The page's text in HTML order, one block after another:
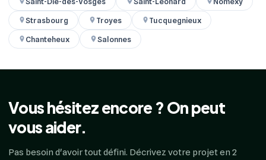
Strasbourg
Troyes
Tucquegnieux
Chanteheux
Salonnes
Vous hésitez encore ? On peut
vous aider.
Pas besoin d'avoir tout défini. Décrivez votre projet en 2